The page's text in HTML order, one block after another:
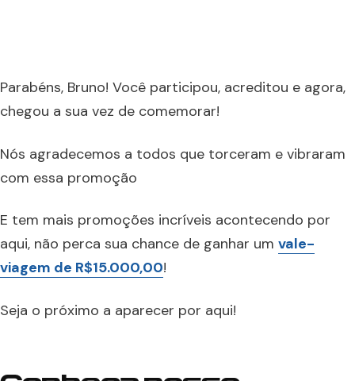
Parabéns, Bruno! Você participou, acreditou e agora,
chegou a sua vez de comemorar!
Nós agradecemos a todos que torceram e vibraram
com essa promoção
E tem mais promoções incríveis acontecendo por
aqui, não perca sua chance de ganhar um vale-
viagem de R$15.000,00!
Seja o próximo a aparecer por aqui!